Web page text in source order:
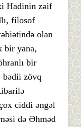
Hadinin zəif
filosof
olan
bir yana,
bir
bədii zövq
ciddi əngəl
də Əhməd